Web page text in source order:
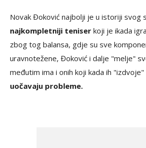
Novak Đoković najbolji je u istoriji svog
najkompletniji teniser koji je ikada
zbog tog balansa, gdje su sve
uravnotežene, Đoković i dalje "melje"
međutim ima i onih koji kada ih
uočavaju probleme.